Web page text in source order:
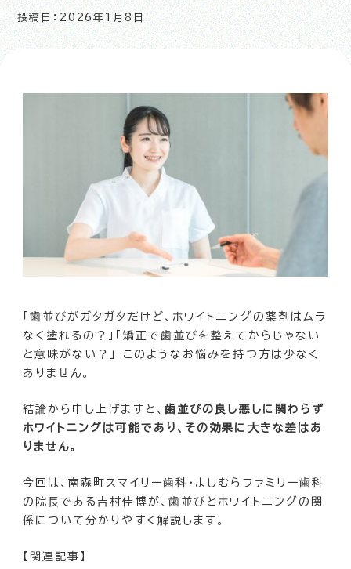
投稿日：2026年1月8日
「歯並びがガタガタだけど、ホワイトニングの薬剤はムラ
なく塗れるの？」「矯正で歯並びを整えてからじゃない
と意味がない？」 このようなお悩みを持つ方は少なく
ありません。
結論から申し上げますと、 歯並びの良し悪しに関わらず
ホワイトニングは可能であり、その効果に大きな差はあ
りません。
今回は、南森町スマイリー歯科・よしむらファミリー歯科
の院長である吉村佳博が、歯並びとホワイトニングの関
係について分かりやすく解説します。
【関連記事】